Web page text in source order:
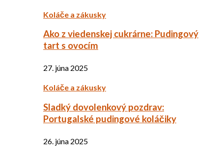
Koláče a zákusky
Ako z viedenskej cukrárne: Pudingový
tart s ovocím
27. júna 2025
Koláče a zákusky
Sladký dovolenkový pozdrav:
Portugalské pudingové koláčiky
26. júna 2025